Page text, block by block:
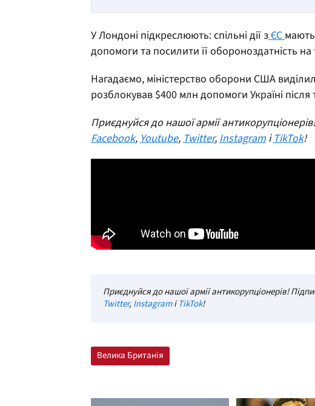
У Лондоні підкреслюють: спільні дії з ЄС
допомоги та посилити її обороноздатність на
Нагадаємо, міністерство оборони США
розблокував $400 млн допомоги Україні після
Приєднуйся до нашої армії
Facebook, Youtube, Twitter, Instagram і TikTok!
Приєднуйся до нашої армії антикорупціонерів!
Twitter, InstagramіTikTok!
Велика Британія